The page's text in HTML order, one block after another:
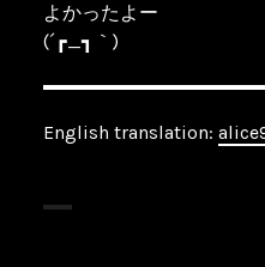
よかったよー
(´┏_┓｀)
English translation: